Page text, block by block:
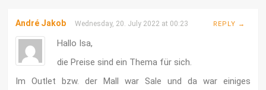
André Jakob Wednesday, 20. July 2022 at 00:23 REPLY →
Hallo Isa,
die Preise sind ein Thema für sich.
Im Outlet bzw. der Mall war Sale und da war einiges